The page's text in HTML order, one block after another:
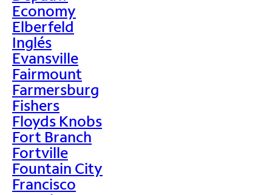
Economy
Elberfeld
Inglés
Evansville
Fairmount
Farmersburg
Fishers
Floyds Knobs
Fort Branch
Fortville
Fountain City
Francisco